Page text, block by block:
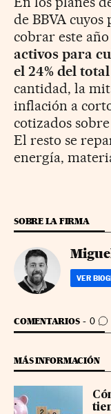
de BBVA
cobrar este
activos para
el 24% del total
cantidad, la
inflación a
cotizados
El resto se
energía,
SOBRE LA FIRMA
VER
COMENTARIOS 0
IR A LOS
MÁS INFORMACIÓN